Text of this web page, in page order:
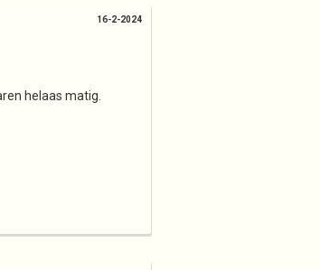
helaas matig.
16-2-2024